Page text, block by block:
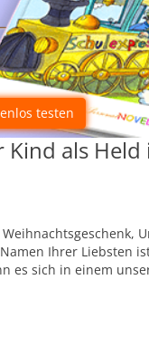
testen
als Held
Ihrer Liebsten
es sich in einem